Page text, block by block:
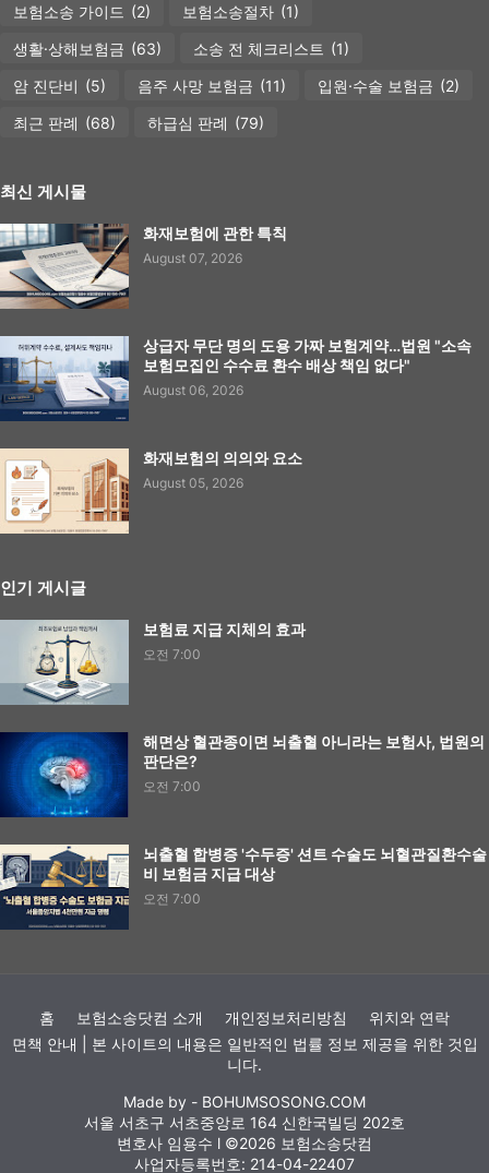
보험소송 가이드 (2) 보험소송절차 (1)
생활·상해보험금 (63) 소송 전 체크리스트 (1)
암 진단비 (5) 음주 사망 보험금 (11) 입원·수술 보험금 (2)
최근 판례 (68) 하급심 판례 (79)
최신 게시물
화재보험에 관한 특칙
August 07, 2026
상급자 무단 명의 도용 가짜 보험계약…법원 "소속
보험모집인 수수료 환수 배상 책임 없다"
August 06, 2026
화재보험의 의의와 요소
August 05, 2026
인기 게시글
보험료 지급 지체의 효과
오전 7:00
해면상 혈관종이면 뇌출혈 아니라는 보험사, 법원의
판단은?
오전 7:00
뇌출혈 합병증 '수두증' 션트 수술도 뇌혈관질환수술
비 보험금 지급 대상
오전 7:00
Made by - BOHUMSOSONG.COM
서울 서초구 서초중앙로 164 신한국빌딩 202호
변호사 임용수 l ©2026 보험소송닷컴
사업자등록번호: 214-04-22407
홈 보험소송닷컴 소개 개인정보처리방침
위치와 연락
면책 안내 | 본 사이트의 내용은 일반적인 법률 정보 제공을 위한 것입
니다.